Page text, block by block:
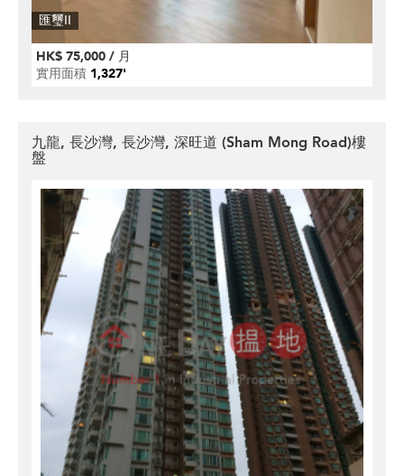
匯璽II
HK$ 75,000 / 月
實用面積 1,327'
九龍, 長沙灣, 長沙灣, 深旺道 (Sham Mong Road)樓
盤